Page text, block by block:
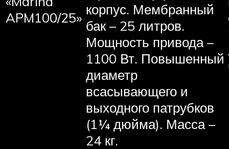
APM100/25» корпус. Мембранный
бак – 25 литров.
Мощность привода –
1100 Вт. Повышенный
диаметр
всасывающего и
выходного патрубков
(1¼ дюйма). Масса –
24 кг.